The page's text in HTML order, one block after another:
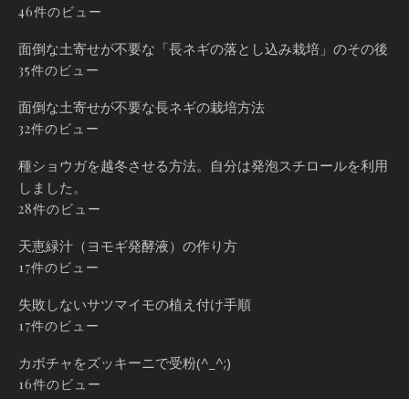
46件のビュー
面倒な土寄せが不要な「長ネギの落とし込み栽培」のその後
35件のビュー
面倒な土寄せが不要な長ネギの栽培方法
32件のビュー
種ショウガを越冬させる方法。自分は発泡スチロールを利用
しました。
28件のビュー
天恵緑汁（ヨモギ発酵液）の作り方
17件のビュー
失敗しないサツマイモの植え付け手順
17件のビュー
カボチャをズッキーニで受粉(^_^;)
16件のビュー